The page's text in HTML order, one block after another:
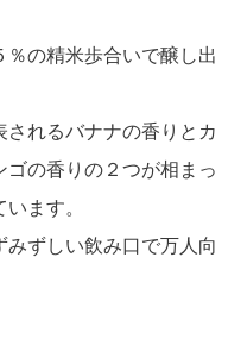
の精米歩合いで醸し出
れるバナナの香りとカ
の香りの２つが相まっ
ます。
ずしい飲み口で万人向